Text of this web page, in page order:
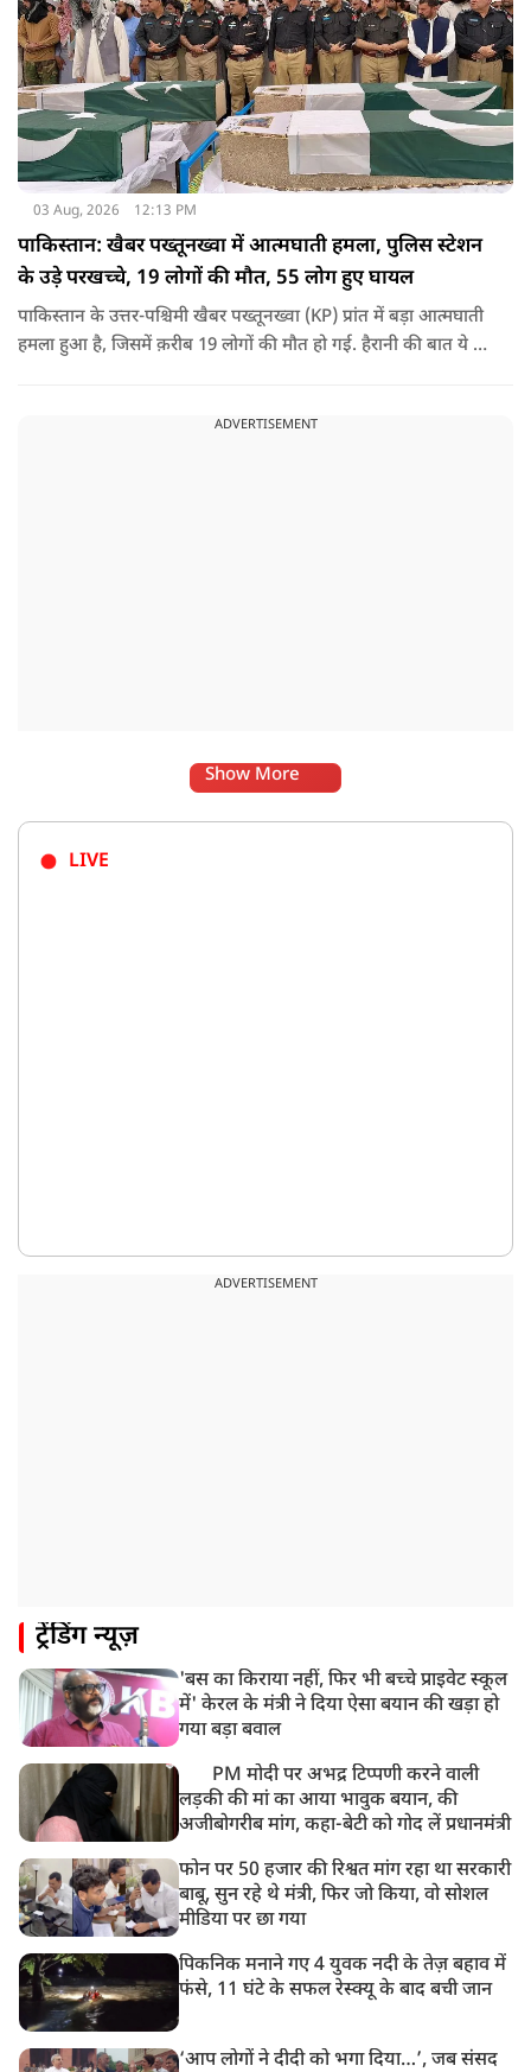
03 Aug, 2026 12:13 PM
पाकिस्तान: खैबर पख्तूनख्वा में आत्मघाती हमला, पुलिस स्टेशन
के उड़े परखच्चे, 19 लोगों की मौत, 55 लोग हुए घायल
पाकिस्तान के उत्तर-पश्चिमी खैबर पख्तूनख्वा (KP) प्रांत में बड़ा आत्मघाती
हमला हुआ है, जिसमें क़रीब 19 लोगों की मौत हो गई. हैरानी की बात ये है
ADVERTISEMENT
Show More
LIVE
ADVERTISEMENT
ट्रेंडिंग न्यूज़
'बस का किराया नहीं, फिर भी बच्चे प्राइवेट स्कूल
में' केरल के मंत्री ने दिया ऐसा बयान की खड़ा हो
गया बड़ा बवाल
PM मोदी पर अभद्र टिप्पणी करने वाली
लड़की की मां का आया भावुक बयान, की
अजीबोगरीब मांग, कहा-बेटी को गोद लें प्रधानमंत्री
फोन पर 50 हजार की रिश्वत मांग रहा था सरकारी
बाबू, सुन रहे थे मंत्री, फिर जो किया, वो सोशल
मीडिया पर छा गया
पिकनिक मनाने गए 4 युवक नदी के तेज़ बहाव में
फंसे, 11 घंटे के सफल रेस्क्यू के बाद बची जान
‘आप लोगों ने दीदी को भगा दिया…’, जब संसद